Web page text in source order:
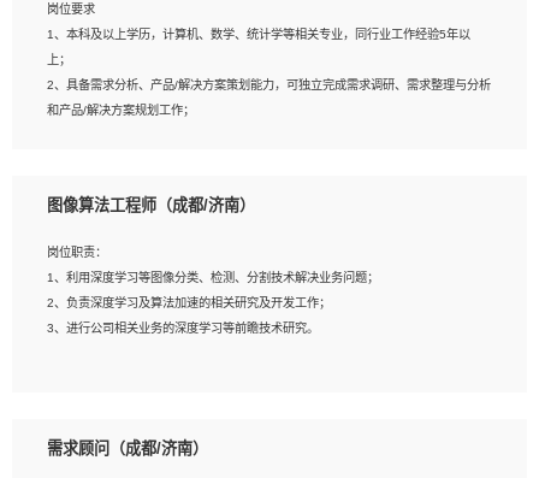
岗位要求：
1、全日制统招本科及以上学历，计算机相关专业毕业，5年以上开发工作经验；
2、具有扎实的java编程功底和良好的编码习惯，有分布式、多线程及高并发系统开
发经验和性能调优经验尤佳；熟悉JVM调优；掌握基础中间件、基础架构方案和云
平台、云产品功能特性，熟练使用相关平台的功能和了解其背后实现机制；
研发管理流程建设经验；
种常用框架和技术Springboot、Shiro、springcloud等；熟悉Linux常用命令和了解
常用脚本语言，较丰富的线上系统运维经验，复杂问题排查思路清晰。
岗位要求
1、本科及以上学历，计算机、数学、统计学等相关专业，同行业工作经验5年以
上；
2、具备需求分析、产品/解决方案策划能力，可独立完成需求调研、需求整理与分析
和产品/解决方案规划工作；
相关的解决方案，包括视频分析、图像识别、NLP、OCR、机器学习等；
AI算法框架，对人脸识别、目标检测、图像识别、OCR、NLP等AI算法有深刻理
解。具有AI平台级产品/解决方案从业经验者优先。具有大数据技术背景者优先；
6、具备良好的客户意识与沟通能力，善于学习思考、创新与团队协作，认真负责、
执行力与抗压力强。
图像算法工程师（成都/济南）
岗位职责：
1、利用深度学习等图像分类、检测、分割技术解决业务问题；
2、负责深度学习及算法加速的相关研究及开发工作；
3、进行公司相关业务的深度学习等前瞻技术研究。
2、2年以上图像处理开发经验，熟悉python和spark开发；
需求顾问（成都/济南）